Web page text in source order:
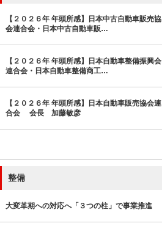
【２０２６年 年頭所感】日本中古自動車販売協
会連合会・日本中古自動車販…
【２０２６年 年頭所感】日本自動車整備振興会
連合会・日本自動車整備商工…
【２０２６年 年頭所感】日本自動車販売協会連
合会 会長 加藤敏彦
整備
大変革期への対応へ「３つの柱」で事業推進